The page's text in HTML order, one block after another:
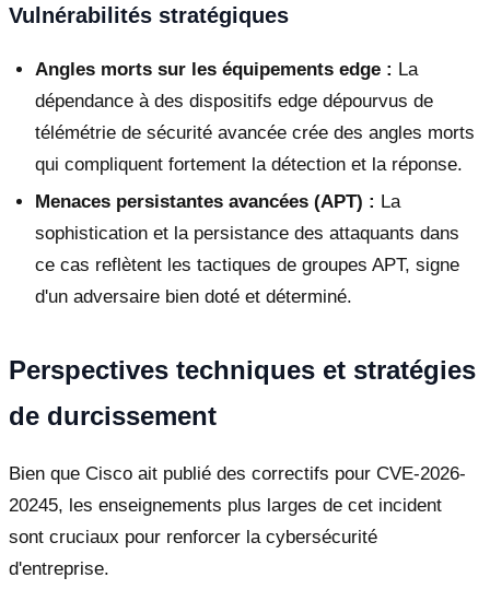
Vulnérabilités stratégiques
Angles morts sur les équipements edge : La
dépendance à des dispositifs edge dépourvus de
télémétrie de sécurité avancée crée des angles morts
qui compliquent fortement la détection et la réponse.
Menaces persistantes avancées (APT) : La
sophistication et la persistance des attaquants dans
ce cas reflètent les tactiques de groupes APT, signe
d'un adversaire bien doté et déterminé.
Perspectives techniques et stratégies
de durcissement
Bien que Cisco ait publié des correctifs pour CVE-2026-
20245, les enseignements plus larges de cet incident
sont cruciaux pour renforcer la cybersécurité
d'entreprise.